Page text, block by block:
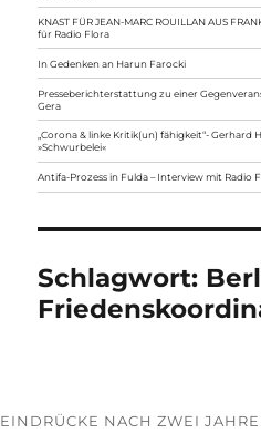
KNAST FÜR JEAN-MARC ROUILLAN AUS
für Radio Flora
In Gedenken an Harun Farocki
Presseberichterstattung zu einer
Gera
„Corona & linke Kritik(un) fähigkeit“- Gerhard
»Schwurbelei«
Antifa-Prozess in Fulda – Interview mit Radio
Schlagwort:
EINDRÜCKE NACH ZWEI